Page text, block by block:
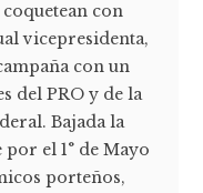
con
vicepresidenta,
con un
del PRO y de la
Bajada la
el 1° de Mayo
porteños,